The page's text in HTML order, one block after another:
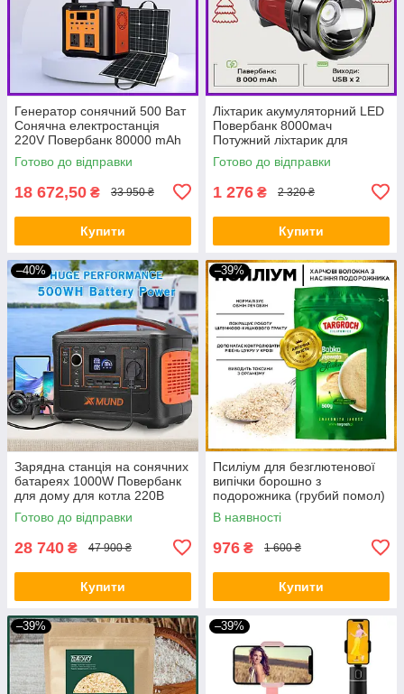
Генератор сонячний 500 Ват
Сонячна електростанція
220V Повербанк 80000 mAh
+ сонячна панель 100 ват
BIO
Готово до відправки
18 672,50 ₴ 33 950 ₴
Купити
Ліхтарик акумуляторний LED
Повербанк 8000мач
Потужний ліхтарик для
освітлення будинку BIO
Готово до відправки
1 276 ₴ 2 320 ₴
Купити
–40%
Зарядна станція на сонячних
батареях 1000W Повербанк
для дому для котла 220В
Генератор для квартири BIO
Готово до відправки
28 740 ₴ 47 900 ₴
Купити
–39%
Псиліум для безглютенової
випічки борошно з
подорожника (грубий помол)
1500 грам
В наявності
976 ₴ 1 600 ₴
Купити
–39% –39%